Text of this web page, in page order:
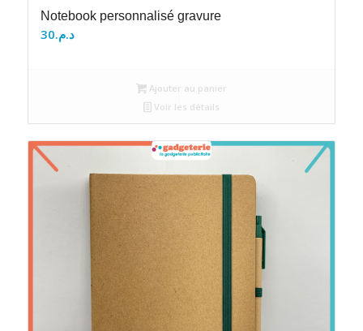
Notebook personnalisé gravure
د.م.30
Ajouter au panier
Voir les détails